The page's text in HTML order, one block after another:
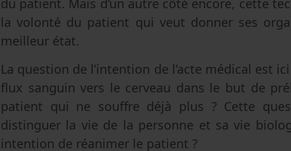
du patient. Mais d’un autre côté encore, cette
la volonté du patient qui veut donner ses
meilleur état.
La question de l’intention de l’acte médical est
flux sanguin vers le cerveau dans le but de
patient qui ne souffre déjà plus ? Cette
distinguer la vie de la personne et sa vie
intention de réanimer le patient ?